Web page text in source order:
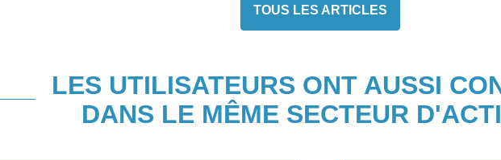
TOUS LES ARTICLES
LES UTILISATEURS ONT AUSSI
DANS LE MÊME SECTEUR